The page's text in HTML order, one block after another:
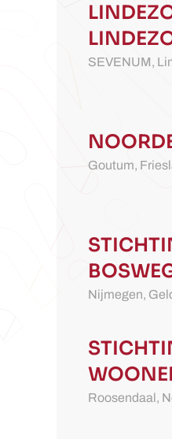
SEVENUM,
Goutum,
Nijmegen,
Roosendaal,